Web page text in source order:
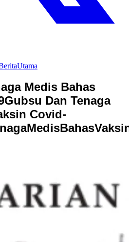
eritaUtama
Medis Bahas
Gubsu Dan Tenaga
Covid-
nagaMedisBahasVaksi